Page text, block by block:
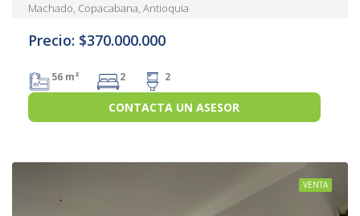
Machado, Copacabana, Antioquia
Precio: $370.000.000
56 m² 2 2
CONTACTA UN ASESOR
VENTA